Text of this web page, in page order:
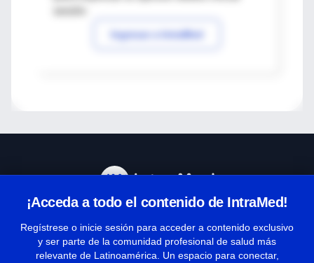
Ingresar a IntraMed
¡Acceda a todo el contenido de IntraMed!
Regístrese o inicie sesión para acceder a contenido exclusivo
y ser parte de la comunidad profesional de salud más
relevante de Latinoamérica. Un espacio para conectar,